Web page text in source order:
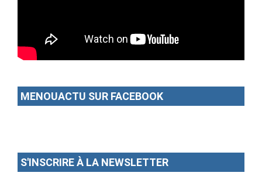
MENOUACTU SUR FACEBOOK
S'INSCRIRE À LA NEWSLETTER